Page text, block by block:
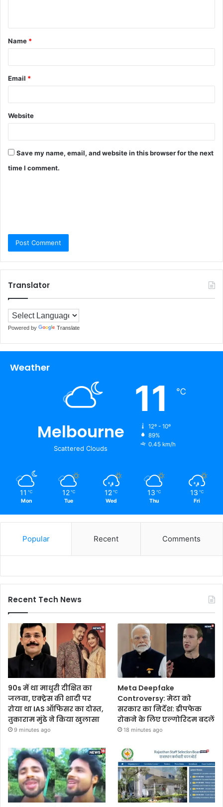
Name *
Email *
Website
Save my name, email, and website in this browser for the next
time I comment.
Translator
Powered by Translate
Weather
Melbourne
Scattered Clouds
11 ℃
12º - 10º
89%
0.45 km/h
11 ℃
Mon
12 ℃
Tue
12 ℃
Wed
13 ℃
Thu
13 ℃
Fri
Popular Recent Comments
Recent Tech News
90s में था माधुरी दीक्षित का
जलवा, एक्ट्रेस की शादी पर
रोया था IAS ऑफिसर का दोस्त,
तुकाराम मुंढे ने किया खुलासा
9 minutes ago
Meta Deepfake
Controversy: मेटा को
सरकार का निर्देश: डीपफेक
रोकने के लिए एल्गोरिदम बदलें
18 minutes ago